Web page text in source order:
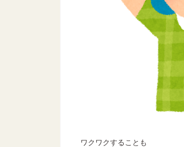
ワクワクすることも